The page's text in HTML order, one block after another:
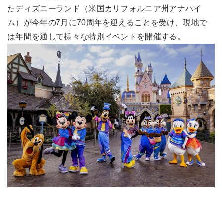
たディズニーランド（米国カリフォルニア州アナハイ
ム）が今年の7月に70周年を迎えることを受け、現地で
は年間を通して様々な特別イベントを開催する。